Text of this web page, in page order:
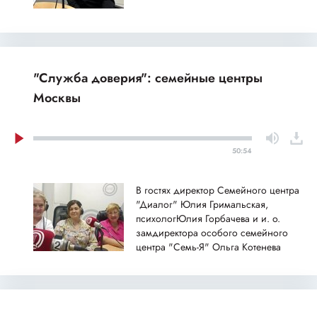
"Служба доверия": семейные центры
Москвы
50:54
В гостях директор Семейного центра
"Диалог" Юлия Гримальская,
психологЮлия Горбачева и и. о.
замдиректора особого семейного
центра "Семь-Я" Ольга Котенева